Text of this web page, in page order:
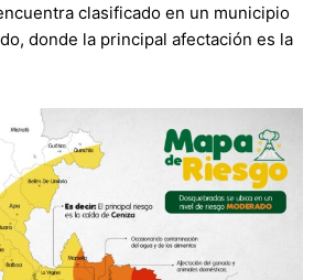
clasificado en un municipio
donde la principal afectación es la